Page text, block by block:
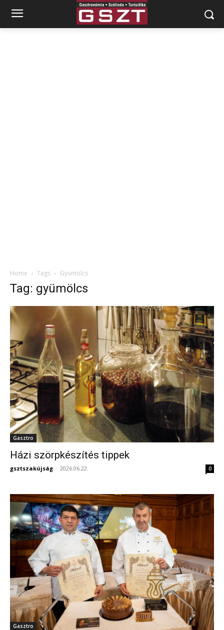
Home Tags Gyümölcs
Tag: gyümölcs
Gasztro
Házi szörpkészítés tippek
gsztszakújság - 2026.06.22. 0
Gasztro